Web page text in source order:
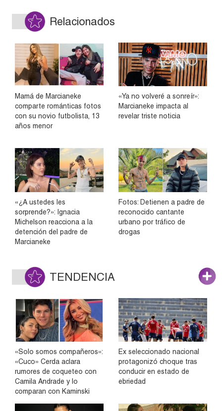
Relacionados
Mamá de Marcianeke
comparte románticas fotos
con su novio futbolista, 13
años menor
«Ya no volveré a sonreír»:
Marcianeke impacta al
revelar triste noticia
«¿A ustedes les
sorprende?»: Ignacia
Michelson reacciona a la
detención del padre de
Marcianeke
Fotos: Detienen a padre de
reconocido cantante
urbano por tráfico de
drogas
TENDENCIA
«Solo somos compañeros»:
«Cuco» Cerda aclara
rumores de coqueteo con
Camila Andrade y lo
comparan con Kaminski
Ex seleccionado nacional
protagonizó choque tras
conducir en estado de
ebriedad